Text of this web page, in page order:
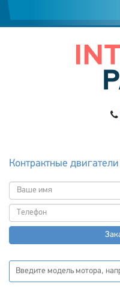
Контрактные